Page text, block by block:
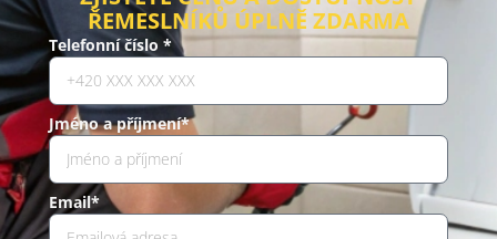
ŘEMESLNÍKŮ ÚPLNĚ ZDARMA
Telefonní číslo *
Jméno a příjmení*
Email*